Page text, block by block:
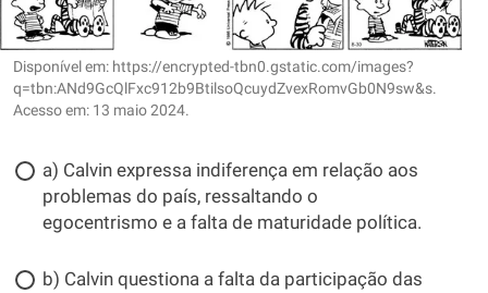
Disponível em: https://encrypted-tbn0.gstatic.com/images?
q=tbn:ANd9GcQlFxc912b9BtilsoQcuydZvexRomvGb0N9sw&s.
Acesso em: 13 maio 2024.
a) Calvin expressa indiferença em relação aos
problemas do país, ressaltando o
egocentrismo e a falta de maturidade política.
b) Calvin questiona a falta da participação das